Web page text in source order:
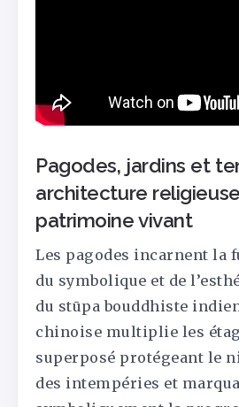
Pagodes, jardins et
architecture
patrimoine vivant
Les pagodes incarnent la
du symbolique et de
du stūpa bouddhiste
chinoise multiplie les
superposé protégeant le
des intempéries et